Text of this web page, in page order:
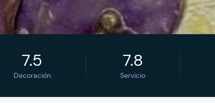
7.5
Decoración
7.8
Servicio